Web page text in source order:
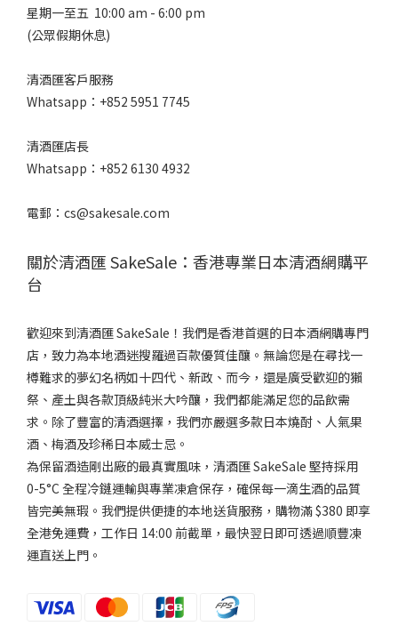
星期一至五 10:00 am - 6:00 pm
(公眾假期休息)
清酒匯客戶服務
Whatsapp：+852 5951 7745
清酒匯店長
Whatsapp：+852 6130 4932
電郵：cs@sakesale.com
關於清酒匯 SakeSale：香港專業日本清酒網購平
台
歡迎來到清酒匯 SakeSale！我們是香港首選的日本酒網購專門
店，致力為本地酒迷搜羅過百款優質佳釀。無論您是在尋找一
樽難求的夢幻名柄如十四代、新政、而今，還是廣受歡迎的獺
祭、產土與各款頂級純米大吟釀，我們都能滿足您的品飲需
求。除了豐富的清酒選擇，我們亦嚴選多款日本燒酎、人氣果
酒、梅酒及珍稀日本威士忌。
為保留酒造剛出廠的最真實風味，清酒匯 SakeSale 堅持採用
0-5°C 全程冷鏈運輸與專業凍倉保存，確保每一滴生酒的品質
皆完美無瑕。我們提供便捷的本地送貨服務，購物滿 $380 即享
全港免運費，工作日 14:00 前截單，最快翌日即可透過順豐凍
運直送上門。